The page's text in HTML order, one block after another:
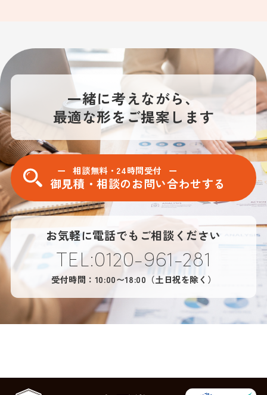
一緒に考えながら、
最適な形をご提案します
相談無料・24時間受付
御見積・相談のお問い合わせする
お気軽に電話でもご相談ください
TEL:0120-961-281
受付時間：10:00〜18:00（土日祝を除く）